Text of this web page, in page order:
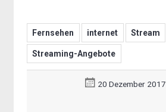
Fernsehen internet Stream
Streaming-Angebote
20 Dezember 2017